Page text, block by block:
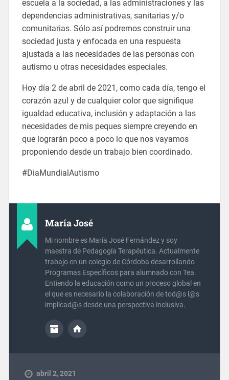
escuela a la sociedad, a las administraciones y las
dependencias administrativas, sanitarias y/o
comunitarias. Sólo así podremos construir una
sociedad justa y enfocada en una respuesta
ajustada a las necesidades de las personas con
autismo u otras necesidades especiales.
Hoy día 2 de abril de 2021, como cada día, tengo el
corazón azul y de cualquier color que signifique
igualdad educativa, inclusión y adaptación a las
necesidades de mis peques siempre creyendo en
que lograrán poco a poco lo que nos vayamos
proponiendo desde un trabajo bien coordinado.
#DiaMundialAutismo
María José
Mi nombre es María José Fernández y soy
maestra de Pedagogía Terapéutica. Actualmente
trabajo en un colegio de Córdoba desarrollando
Programas Específicos para alumnado con Tea.
Entiendo la educación como un proceso global en
el que es necesario la colaboración de tod@s l@s
implicad@s desde una perspectiva inclusiva.
abril 2, 2021